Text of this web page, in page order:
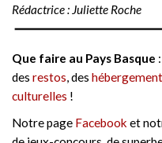
Rédactrice : Juliette Roche
Que faire au Pays Basque
des restos, des
culturelles !
Notre page Facebook et